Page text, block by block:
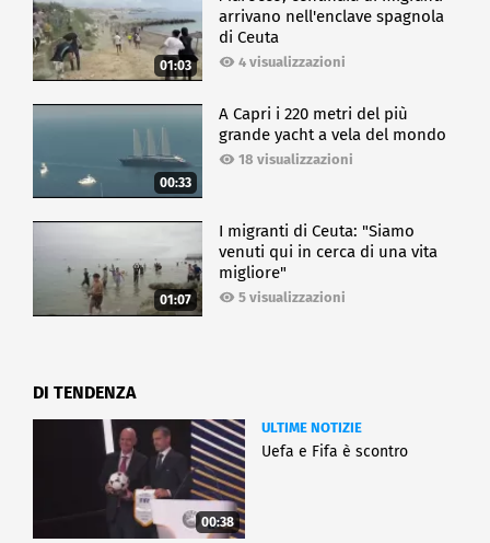
01:03
arrivano nell'enclave spagnola
di Ceuta
4 visualizzazioni
00:33
A Capri i 220 metri del più
grande yacht a vela del mondo
18 visualizzazioni
01:07
I migranti di Ceuta: "Siamo
venuti qui in cerca di una vita
migliore"
5 visualizzazioni
DI TENDENZA
00:38
ULTIME NOTIZIE
Uefa e Fifa è scontro